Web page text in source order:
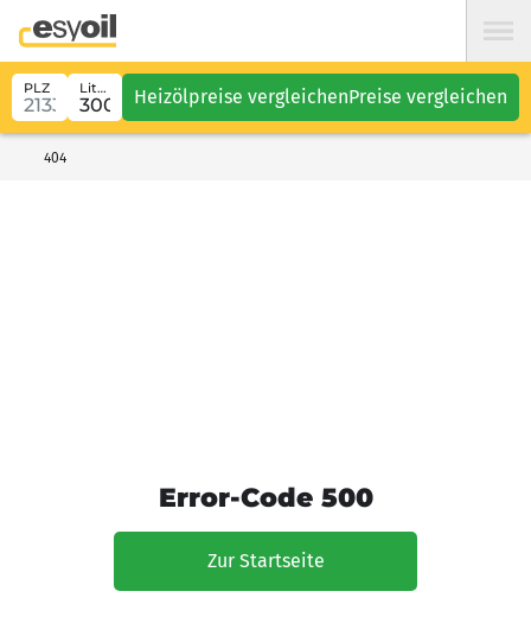
PLZ Liter Heizölpreise vergleichenPreise vergleichen
404
Error-Code 500
Zur Startseite